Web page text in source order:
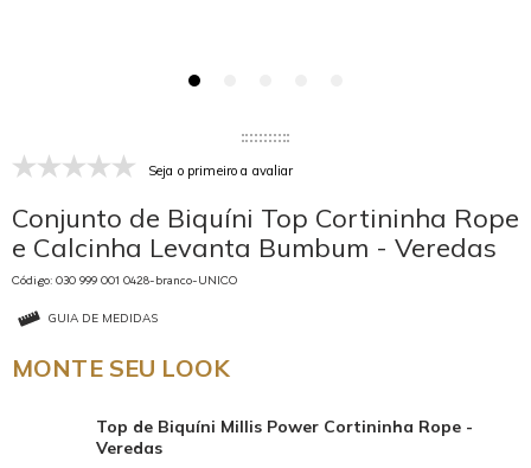
Seja o primeiro a avaliar
Conjunto de Biquíni Top Cortininha Rope
e Calcinha Levanta Bumbum - Veredas
Código: 030 999 001 0428-branco-UNICO
GUIA DE MEDIDAS
MONTE SEU LOOK
Top de Biquíni Millis Power Cortininha Rope -
Veredas